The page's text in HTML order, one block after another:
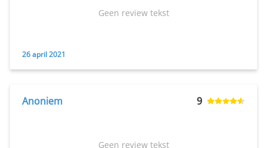
Geen review tekst
26 april 2021
Anoniem 9
Geen review tekst